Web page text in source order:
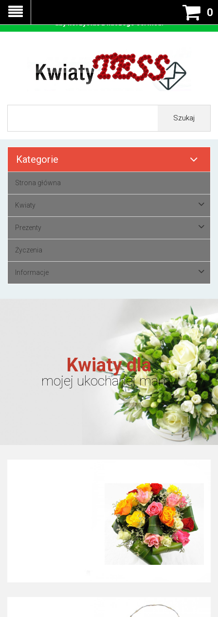
0
Szukaj
Kategorie
Strona główna
Kwiaty
Prezenty
Życzenia
Informacje
Kwiaty dla
mojej ukochanej mamy
Nasza strona korzysta z cookies - czyli tzw ciastek w celu
prawidłowego działania. Zaakceptuj przyjmowanie cookies
aby korzystać z naszego serwisu.